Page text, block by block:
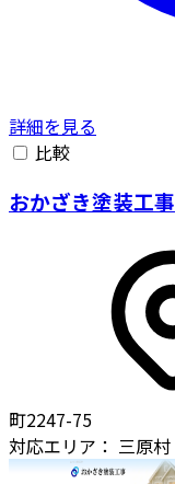
詳細を見る
比較
おかざき塗装工事
町2247-75
対応エリア： 三原村